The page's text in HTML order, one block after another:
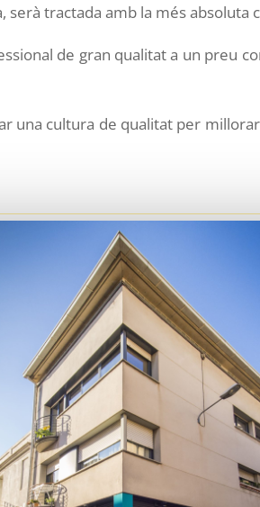
tractada amb la més absoluta
de gran qualitat a un preu
una cultura de qualitat per